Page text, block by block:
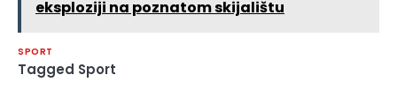
eksploziji na poznatom skijalištu
SPORT
Tagged Sport